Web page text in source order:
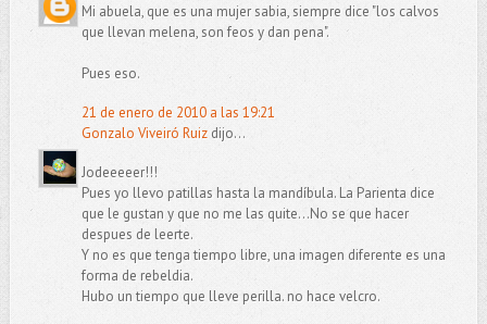
Mi abuela, que es una mujer sabia, siempre dice "los calvos
que llevan melena, son feos y dan pena".
Pues eso.
21 de enero de 2010 a las 19:21
Gonzalo Viveiró Ruizdijo...
Jodeeeeer!!!
Pues yo llevo patillas hasta la mandíbula. La Parienta dice
que le gustan y que no me las quite...No se que hacer
despues de leerte.
Y no es que tenga tiempo libre, una imagen diferente es una
forma de rebeldia.
Hubo un tiempo que lleve perilla. no hace velcro.